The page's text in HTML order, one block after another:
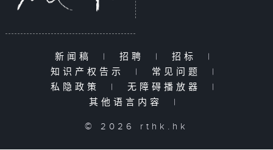
新闻稿 | 招聘 | 招标
|
知识产权告示
| 常见问题
|
私隐政策
| 无障碍播放器
|
其他语言内容
|
© 2026 rthk.hk